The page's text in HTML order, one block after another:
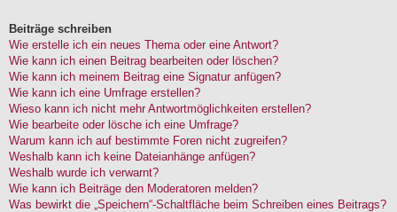
Beiträge schreiben
Wie erstelle ich ein neues Thema oder eine Antwort?
Wie kann ich einen Beitrag bearbeiten oder löschen?
Wie kann ich meinem Beitrag eine Signatur anfügen?
Wie kann ich eine Umfrage erstellen?
Wieso kann ich nicht mehr Antwortmöglichkeiten erstellen?
Wie bearbeite oder lösche ich eine Umfrage?
Warum kann ich auf bestimmte Foren nicht zugreifen?
Weshalb kann ich keine Dateianhänge anfügen?
Weshalb wurde ich verwarnt?
Wie kann ich Beiträge den Moderatoren melden?
Was bewirkt die „Speichern“-Schaltfläche beim Schreiben eines Beitrags?